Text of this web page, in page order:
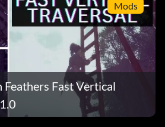
Mods
Feathers Fast Vertical